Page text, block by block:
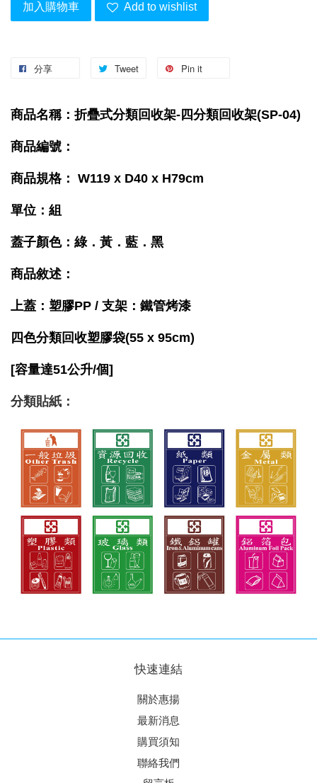
加入購物車 Add to wishlist
分享 Tweet Pin it
商品名稱： 折疊式分類回收架-四分類回收架(SP-04)
商品編號：
商品規格： W119 x D40 x H79cm
單位：組
蓋子顏色： 綠．黃 ．藍 ．黑
商品敘述：
上蓋：塑膠PP / 支架：鐵管烤漆
四色分類回收塑膠袋(55 x 95cm)
[容量達51公升/個]
分類貼紙：
快速連結
關於惠揚
最新消息
購買須知
聯絡我們